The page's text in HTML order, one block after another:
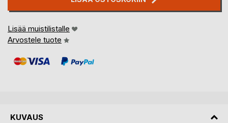
Lisää muistilistalle
Arvostele tuote
KUVAUS